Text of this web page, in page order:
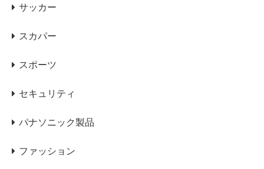
サッカー
スカパー
スポーツ
セキュリティ
パナソニック製品
ファッション